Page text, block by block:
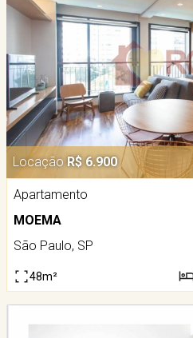
Locação R$ 6.900
Apartamento
MOEMA
São Paulo, SP
48m²